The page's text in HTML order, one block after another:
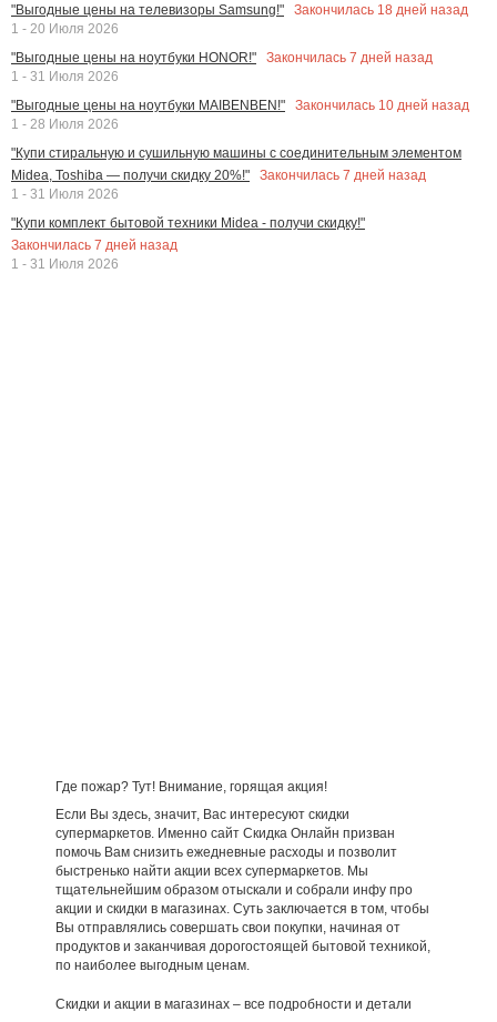
"Выгодные цены на телевизоры Samsung!"
Закончилась 18 дней назад
1 - 20 Июля 2026
"Выгодные цены на ноутбуки HONOR!"
Закончилась 7 дней назад
1 - 31 Июля 2026
"Выгодные цены на ноутбуки MAIBENBEN!"
Закончилась 10 дней назад
1 - 28 Июля 2026
"Купи стиральную и сушильную машины с соединительным элементом
Midea, Toshiba — получи скидку 20%!"
Закончилась 7 дней назад
1 - 31 Июля 2026
"Купи комплект бытовой техники Midea - получи скидку!"
Закончилась 7 дней назад
1 - 31 Июля 2026
Где пожар? Тут! Внимание, горящая акция!
Если Вы здесь, значит, Вас интересуют скидки
супермаркетов. Именно сайт Скидка Онлайн призван
помочь Вам снизить ежедневные расходы и позволит
быстренько найти акции всех супермаркетов. Мы
тщательнейшим образом отыскали и собрали инфу про
акции и скидки в магазинах. Суть заключается в том, чтобы
Вы отправлялись совершать свои покупки, начиная от
продуктов и заканчивая дорогостоящей бытовой техникой,
по наиболее выгодным ценам.
Скидки и акции в магазинах – все подробности и детали